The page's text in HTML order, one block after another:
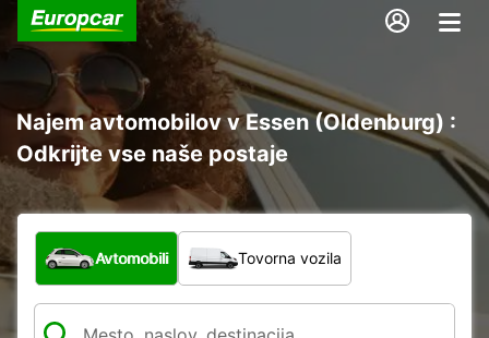
Najem avtomobilov v Essen (Oldenburg) :
Odkrijte vse naše postaje
Katera vrsta vozila?
Avtomobili Tovorna vozila